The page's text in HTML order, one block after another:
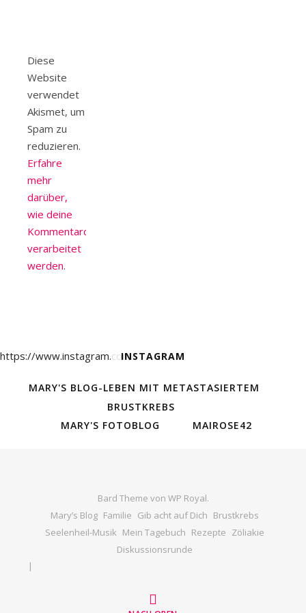
Diese
Website
verwendet
Akismet, um
Spam zu
reduzieren.
Erfahre
mehr
darüber,
wie deine
Kommentardaten
verarbeitet
werden.
INSTAGRAM
https://www.instagram.com/
MARY'S BLOG-LEBEN MIT METASTASIERTEM
BRUSTKREBS
MARY'S FOTOBLOG
MAIROSE42
Bard Theme von WP Royal.
Mary’s Blog Familie Gib acht auf Dich Brustkrebs
Seelenheil-Musik Mein Tagebuch Rezepte Zöliakie
Diskussionsrunde